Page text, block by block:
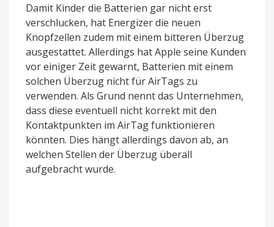
Damit Kinder die Batterien gar nicht erst
verschlucken, hat Energizer die neuen
Knopfzellen zudem mit einem bitteren Überzug
ausgestattet. Allerdings hat Apple seine Kunden
vor einiger Zeit gewarnt, Batterien mit einem
solchen Überzug nicht für AirTags zu
verwenden. Als Grund nennt das Unternehmen,
dass diese eventuell nicht korrekt mit den
Kontaktpunkten im AirTag funktionieren
könnten. Dies hängt allerdings davon ab, an
welchen Stellen der Überzug überall
aufgebracht wurde.